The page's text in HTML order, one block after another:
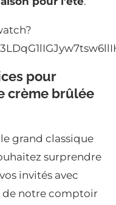
pour
crème brûlée
grand classique
surprendre
invités avec
de notre comptoir